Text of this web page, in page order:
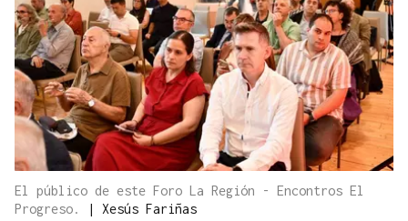
El público de este Foro La Región - Encontros El
Progreso.
| Xesús Fariñas